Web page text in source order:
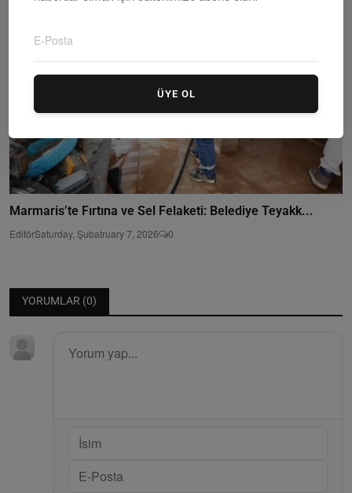
Marmaris’te Fırtına ve Sel Felaketi: Belediye Teyakk...
EditörSaturday, Şubatruary 7, 2026 0
YORUMLAR (0)
ÜYE OL